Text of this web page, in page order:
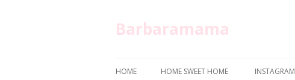
Barbaramama
HOME HOME SWEET HOME INSTAGRAM